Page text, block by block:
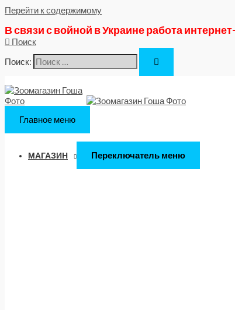
Перейти к содержимому
В связи с войной в Украине работа
Поиск
Поиск:
Главное меню
МАГАЗИН Переключатель меню